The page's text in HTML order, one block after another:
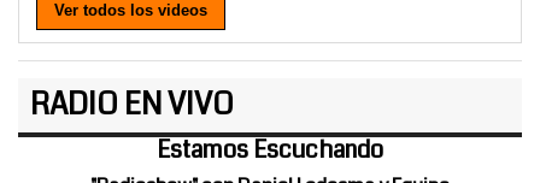
Ver todos los videos
RADIO EN VIVO
Estamos Escuchando